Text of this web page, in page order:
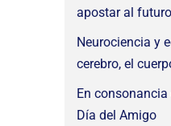
apostar al
Neurociencia y
cerebro, el
En
Día del Amigo